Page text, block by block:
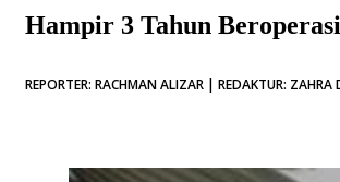
Hampir 3 Tahun
REPORTER: RACHMAN ALIZAR | REDAKTUR: